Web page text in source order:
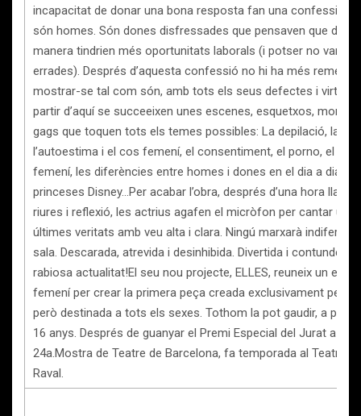
incapacitat de donar una bona resposta fan una confessió:
són homes. Són dones disfressades que pensaven que
manera tindrien més oportunitats laborals (i potser no van
errades). Després d’aquesta confessió no hi ha més remei
mostrar-se tal com són, amb tots els seus defectes i virtuts.
partir d’aquí se succeeixen unes escenes, esquetxos,
gags que toquen tots els temes possibles: La depilació, la
l’autoestima i el cos femení, el consentiment, el porno, el
femení, les diferències entre homes i dones en el dia a dia, les
princeses Disney…Per acabar l’obra, després d’una hora llarga
riures i reflexió, les actrius agafen el micròfon per cantar unes
últimes veritats amb veu alta i clara. Ningú marxarà indiferent
sala. Descarada, atrevida i desinhibida. Divertida i contundent.
rabiosa actualitat!El seu nou projecte, ELLES, reuneix un equip
femení per crear la primera peça creada exclusivament per
però destinada a tots els sexes. Tothom la pot gaudir, a partir
16 anys. Després de guanyar el Premi Especial del Jurat a la
24a.Mostra de Teatre de Barcelona, fa temporada al Teatre
Raval.